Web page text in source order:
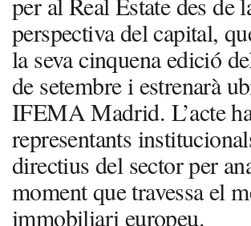
perspectiva del capital,
la seva cinquena edició
de setembre i estrenarà
IFEMA Madrid. L’acte
representants
directius del sector per
moment que travessa el
immobiliari europeu.